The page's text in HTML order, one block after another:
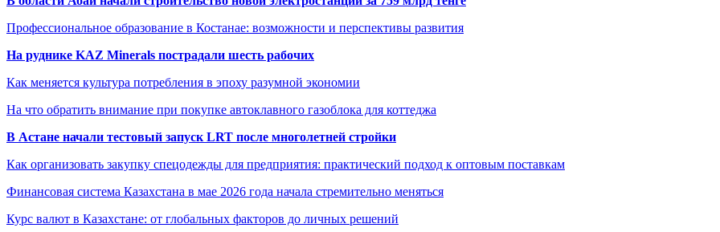
Профессиональное образование в Костанае: возможности и перспективы развития
На руднике KAZ Minerals пострадали шесть рабочих
Как меняется культура потребления в эпоху разумной экономии
На что обратить внимание при покупке автоклавного газоблока для коттеджа
В Астане начали тестовый запуск LRT после многолетней стройки
Как организовать закупку спецодежды для предприятия: практический подход к оптовым поставкам
Финансовая система Казахстана в мае 2026 года начала стремительно меняться
Курс валют в Казахстане: от глобальных факторов до личных решений